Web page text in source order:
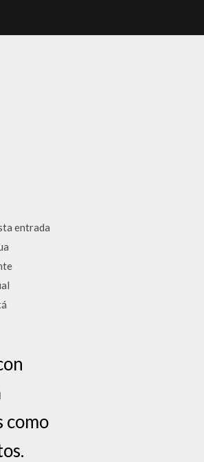
entrada
como